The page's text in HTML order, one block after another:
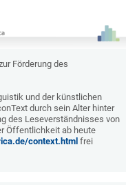
Förderung des
und der künstlichen
durch sein Alter hinter
des Leseverständnisses von
Öffentlichkeit ab heute
context.html frei